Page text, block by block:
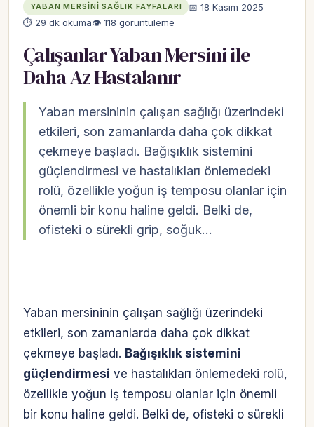
YABAN MERSINI SAĞLIK FAYFALARI
📅 18 Kasım 2025
⏱ 29 dk okuma👁 118 görüntüleme
Çalışanlar Yaban Mersini ile
Daha Az Hastalanır
Yaban mersininin çalışan sağlığı üzerindeki
etkileri, son zamanlarda daha çok dikkat
çekmeye başladı. Bağışıklık sistemini
güçlendirmesi ve hastalıkları önlemedeki
rolü, özellikle yoğun iş temposu olanlar için
önemli bir konu haline geldi. Belki de,
ofisteki o sürekli grip, soğuk…
Yaban mersininin çalışan sağlığı üzerindeki
etkileri, son zamanlarda daha çok dikkat
çekmeye başladı. Bağışıklık sistemini
güçlendirmesi ve hastalıkları önlemedeki rolü,
özellikle yoğun iş temposu olanlar için önemli
bir konu haline geldi. Belki de, ofisteki o sürekli